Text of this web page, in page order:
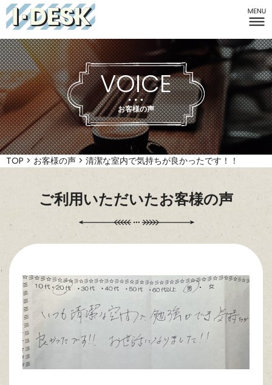
VOICE
お客様の声
TOP > お客様の声 > 清潔な室内で気持ちが良かったです！！
ご利用いただいたお客様の声